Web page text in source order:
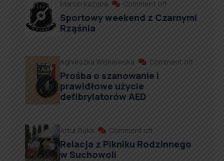
Marcin Kazuba Comment off
Sportowy weekend z Czarnymi
Rząśnia
Agnieszka Wiśniewska Comment off
Prośba o szanowanie i
prawidłowe użycie
defibrylatorów AED
Artur Ruka Comment off
Relacja z Pikniku Rodzinnego
w Suchowoli